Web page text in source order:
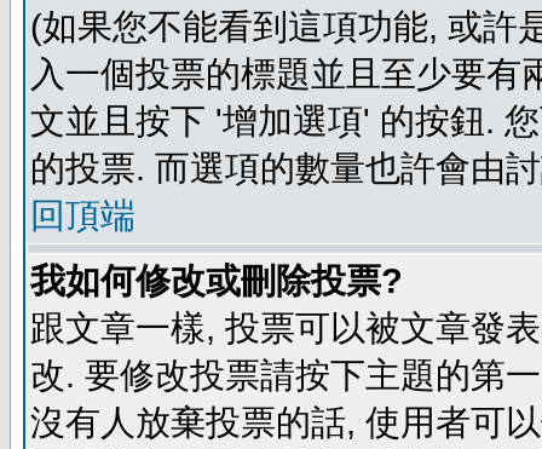
(如果您不能看到這項功能, 或許
入一個投票的標題並且至少要
文並且按下 '增加選項' 的按鈕.
的投票. 而選項的數量也許會由
回頂端
我如何修改或刪除投票?
跟文章一樣, 投票可以被文章發
改. 要修改投票請按下主題的第
沒有人放棄投票的話, 使用者可